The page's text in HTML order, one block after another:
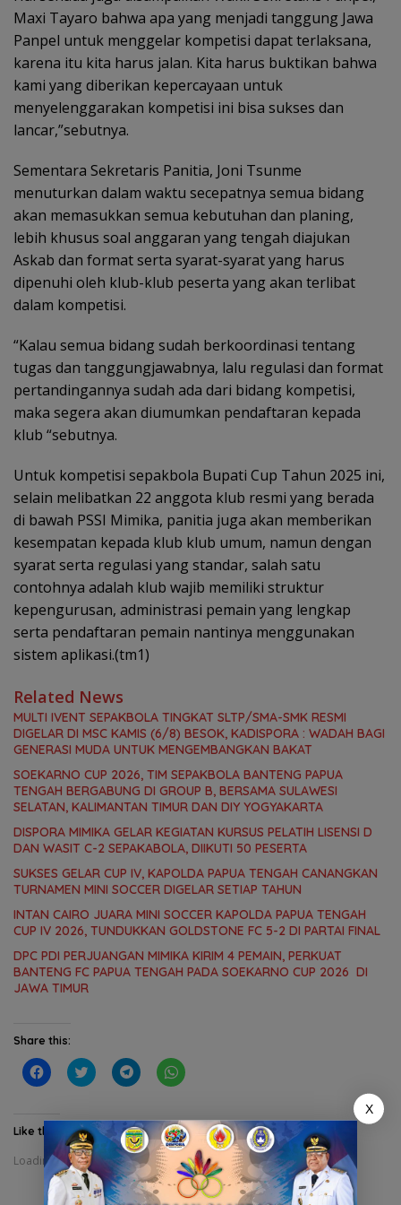
Maxi Tayaro bahwa apa yang menjadi tanggung Jawa
Panpel untuk menggelar kompetisi dapat terlaksana,
karena itu kita harus jalan. Kita harus buktikan bahwa
kami yang diberikan kepercayaan untuk
menyelenggarakan kompetisi ini bisa sukses dan
lancar,”sebutnya.
Sementara Sekretaris Panitia, Joni Tsunme
menuturkan dalam waktu secepatnya semua bidang
akan memasukkan semua kebutuhan dan planing,
lebih khusus soal anggaran yang tengah diajukan
Askab dan format serta syarat-syarat yang harus
dipenuhi oleh klub-klub peserta yang akan terlibat
dalam kompetisi.
“Kalau semua bidang sudah berkoordinasi tentang
tugas dan tanggungjawabnya, lalu regulasi dan format
pertandingannya sudah ada dari bidang kompetisi,
maka segera akan diumumkan pendaftaran kepada
klub “sebutnya.
Untuk kompetisi sepakbola Bupati Cup Tahun 2025 ini,
selain melibatkan 22 anggota klub resmi yang berada
di bawah PSSI Mimika, panitia juga akan memberikan
kesempatan kepada klub klub umum, namun dengan
syarat serta regulasi yang standar, salah satu
contohnya adalah klub wajib memiliki struktur
kepengurusan, administrasi pemain yang lengkap
serta pendaftaran pemain nantinya menggunakan
sistem aplikasi.(tm1)
Related News
MULTI IVENT SEPAKBOLA TINGKAT SLTP/SMA-SMK RESMI
DIGELAR DI MSC KAMIS (6/8) BESOK, KADISPORA : WADAH BAGI
GENERASI MUDA UNTUK MENGEMBANGKAN BAKAT
SOEKARNO CUP 2026, TIM SEPAKBOLA BANTENG PAPUA
TENGAH BERGABUNG DI GROUP B, BERSAMA SULAWESI
SELATAN, KALIMANTAN TIMUR DAN DIY YOGYAKARTA
DISPORA MIMIKA GELAR KEGIATAN KURSUS PELATIH LISENSI D
DAN WASIT C-2 SEPAKABOLA, DIIKUTI 50 PESERTA
SUKSES GELAR CUP IV, KAPOLDA PAPUA TENGAH CANANGKAN
TURNAMEN MINI SOCCER DIGELAR SETIAP TAHUN
INTAN CAIRO JUARA MINI SOCCER KAPOLDA PAPUA TENGAH
CUP IV 2026, TUNDUKKAN GOLDSTONE FC 5-2 DI PARTAI FINAL
DPC PDI PERJUANGAN MIMIKA KIRIM 4 PEMAIN, PERKUAT
BANTENG FC PAPUA TENGAH PADA SOEKARNO CUP 2026 DI
JAWA TIMUR
Share this:
C
l
k
h
a
r
e
C
l
k
t
o
s
h
a
r
e
C
l
k
t
o
s
h
a
r
e
C
l
k
t
o
s
h
a
r
e
Like this:
Loading...
X